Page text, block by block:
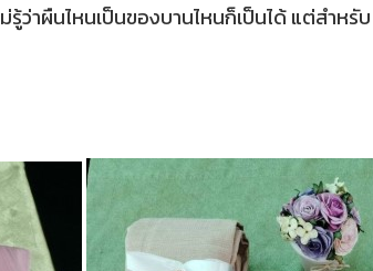
ว่าผืนไหนเป็นของบานไหนก็เป็นได้ แต่สำหรับ